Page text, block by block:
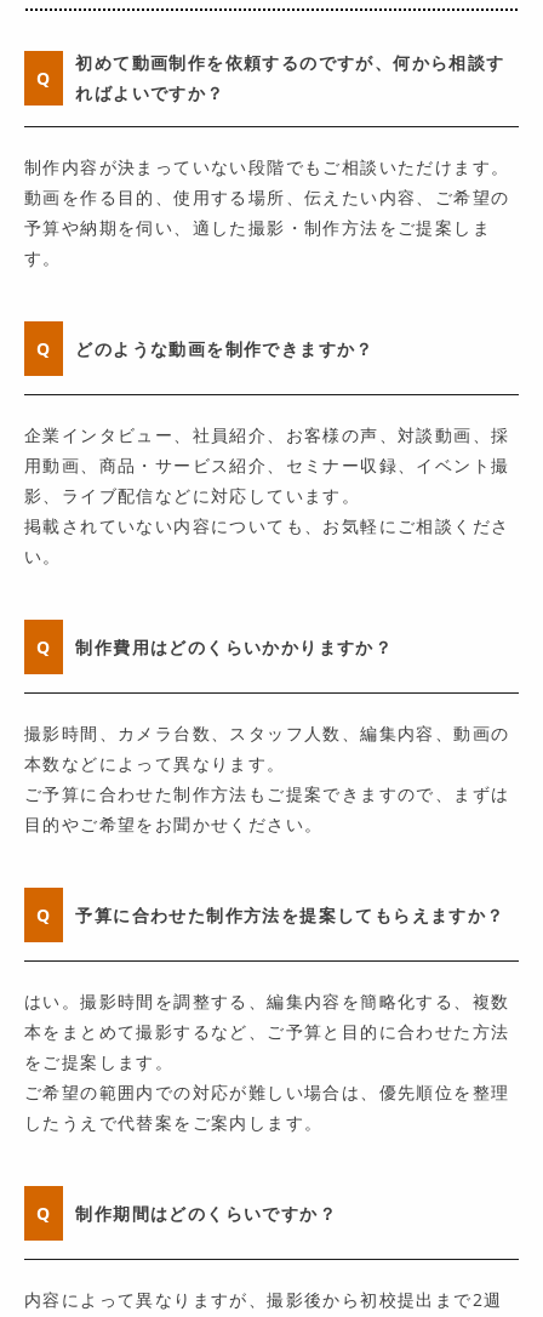
Q
初めて動画制作を依頼するのですが、何から相談す
ればよいですか？
制作内容が決まっていない段階でもご相談いただけます。
動画を作る目的、使用する場所、伝えたい内容、ご希望の
予算や納期を伺い、適した撮影・制作方法をご提案しま
す。
Q どのような動画を制作できますか？
企業インタビュー、社員紹介、お客様の声、対談動画、採
用動画、商品・サービス紹介、セミナー収録、イベント撮
影、ライブ配信などに対応しています。
掲載されていない内容についても、お気軽にご相談くださ
い。
Q 制作費用はどのくらいかかりますか？
撮影時間、カメラ台数、スタッフ人数、編集内容、動画の
本数などによって異なります。
ご予算に合わせた制作方法もご提案できますので、まずは
目的やご希望をお聞かせください。
Q 予算に合わせた制作方法を提案してもらえますか？
はい。撮影時間を調整する、編集内容を簡略化する、複数
本をまとめて撮影するなど、ご予算と目的に合わせた方法
をご提案します。
ご希望の範囲内での対応が難しい場合は、優先順位を整理
したうえで代替案をご案内します。
Q 制作期間はどのくらいですか？
内容によって異なりますが、撮影後から初校提出まで2週